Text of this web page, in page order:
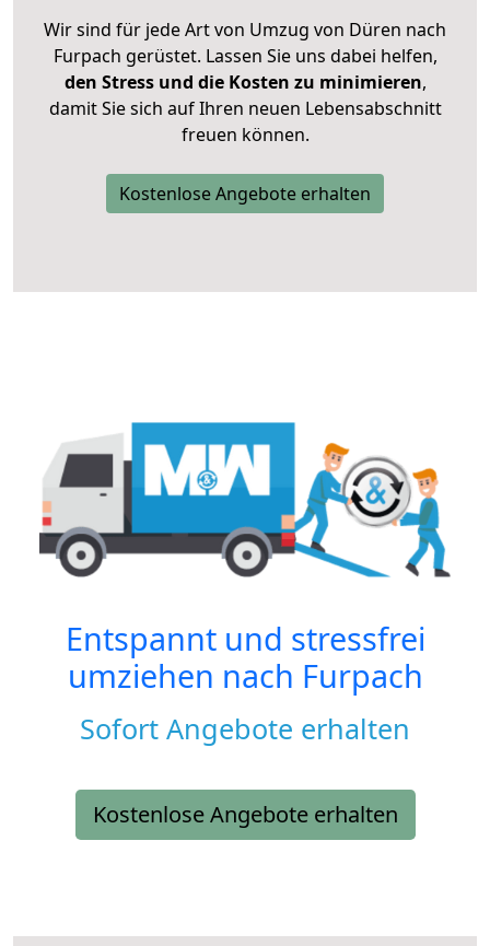
Wir sind für jede Art von Umzug von Düren nach
Furpach gerüstet. Lassen Sie uns dabei helfen,
den Stress und die Kosten zu minimieren,
damit Sie sich auf Ihren neuen Lebensabschnitt
freuen können.
Kostenlose Angebote erhalten
Entspannt und stressfrei
umziehen nach Furpach
Sofort Angebote erhalten
Kostenlose Angebote erhalten